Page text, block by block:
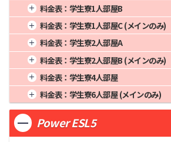
1週間
2週間
243,100
3週間
317,900
4週間
8週間
748,000
12週間
1,122,000
料金表： 学生寮1人部屋B
1週間
2週間
234,650
3週間
306,850
4週間
361,000
8週間
722,000
12週間
1,083,000
料金表： 学生寮1人部屋C (メインのみ)
1週間
2週間
222,950
3週間
291,550
4週間
8週間
686,000
12週間
1,029,000
料金表： 学生寮2人部屋A
1週間
2週間
214,500
3週間
280,500
4週間
330,000
8週間
660,000
12週間
990,000
料金表： 学生寮2人部屋B (メインのみ)
1週間
2週間
211,900
3週間
277,100
4週間
8週間
652,000
12週間
978,000
料金表： 学生寮4人部屋
1週間
2週間
199,550
3週間
260,950
4週間
307,000
8週間
614,000
料金表： 学生寮6人部屋 (メインのみ)
1週間
2週間
192,400
3週間
251,600
4週間
296,000
12週間
888,000
Power ESL5